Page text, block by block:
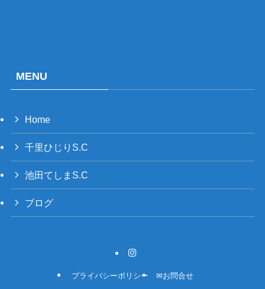
MENU
Home
千里ひじりS.C
池田てしまS.C
ブログ
プライバシーポリシー ✉お問合せ